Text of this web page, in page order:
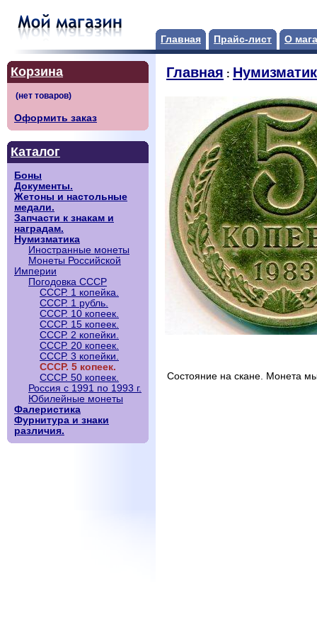
Главная Прайс-лист О
Корзина
Оформить заказ
Каталог
Боны
Документы.
Жетоны и настольные
медали.
Запчасти к знакам и
наградам.
Нумизматика
Иностранные монеты
Монеты Российской
Империи
Погодовка СССР
СССР. 1 копейка.
СССР. 1 рубль.
СССР. 10 копеек.
СССР. 15 копеек.
СССР. 2 копейки.
СССР. 20 копеек.
СССР. 3 копейки.
СССР. 5 копеек.
СССР. 50 копеек.
Россия с 1991 по 1993 г.
Юбилейные монеты
Фалеристика
Фурнитура и знаки
различия.
Главная :
Состояние на скане. Монета